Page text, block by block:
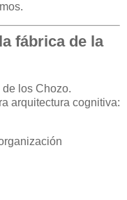
fábrica de la
los Chozo.
arquitectura cognitiva: